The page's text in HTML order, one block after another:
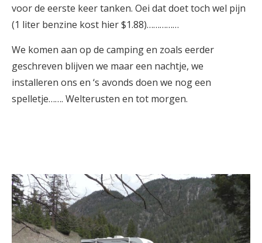
voor de eerste keer tanken. Oei dat doet toch wel pijn
(1 liter benzine kost hier $1.88)……………
We komen aan op de camping en zoals eerder
geschreven blijven we maar een nachtje, we
installeren ons en ‘s avonds doen we nog een
spelletje……. Welterusten en tot morgen.